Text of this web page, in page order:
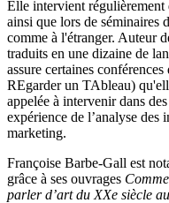
Elle intervient régulièrement
ainsi que lors de séminaires
comme à l'étranger. Auteur
traduits en une dizaine de
assure certaines
REgarder un TAbleau)
appelée à intervenir dans
expérience de l’analyse des
marketing.
Françoise Barbe-Gall est
grâce à ses ouvrages
parler d’art du XXe siècle